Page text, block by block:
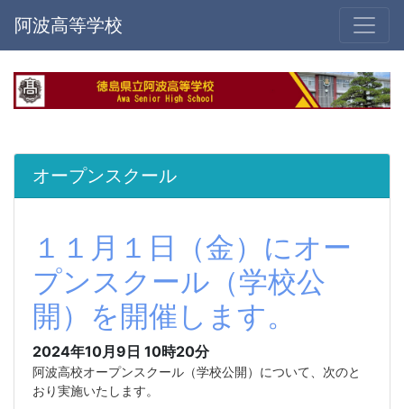
阿波高等学校
オープンスクール
１１月１日（金）にオー
プンスクール（学校公
開）を開催します。
2024年10月9日 10時20分
阿波高校オープンスクール（学校公開）について、次のと
おり実施いたします。